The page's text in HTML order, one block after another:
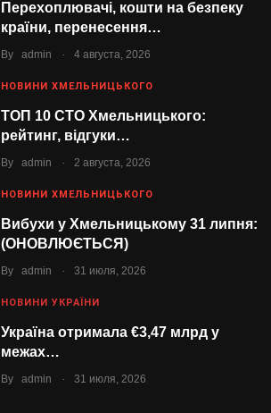
Перехоплювачі, кошти на безпеку
країни, перенесення…
By admin . 4 августа, 2026
НОВИНИ ХМЕЛЬНИЦЬКОГО
ТОП 10 СТО Хмельницького:
рейтинг, відгуки…
By admin . 2 августа, 2026
НОВИНИ ХМЕЛЬНИЦЬКОГО
Вибухи у Хмельницькому 31 липня:
(ОНОВЛЮЄТЬСЯ)
By admin . 31 июля, 2026
НОВИНИ УКРАЇНИ
Україна отримала €3,47 млрд у
межах…
By admin . 31 июля, 2026